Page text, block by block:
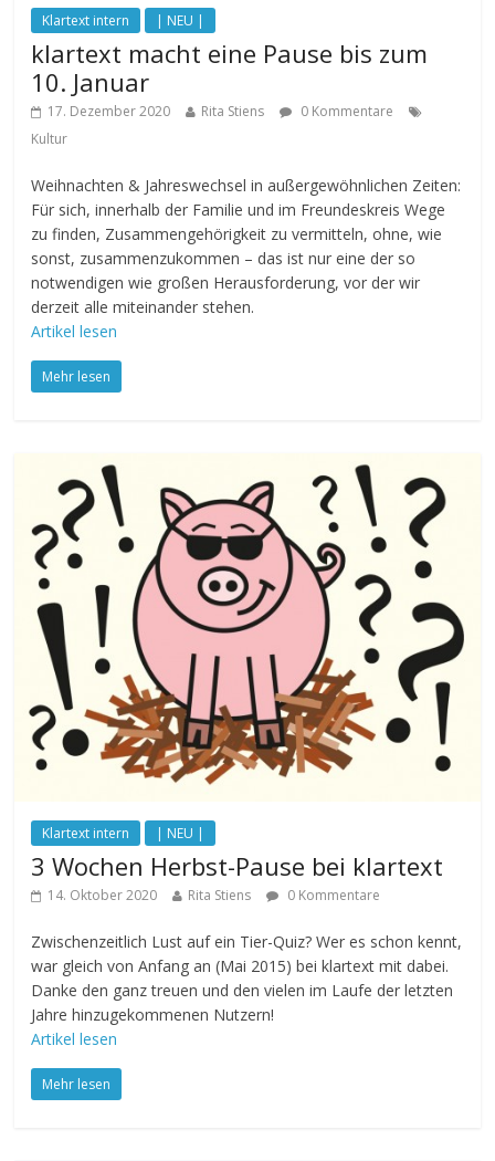
Klartext intern | NEU |
klartext macht eine Pause bis zum
10. Januar
17. Dezember 2020 Rita Stiens
0 Kommentare
Kultur
Weihnachten & Jahreswechsel in außergewöhnlichen Zeiten:
Für sich, innerhalb der Familie und im Freundeskreis Wege
zu finden, Zusammengehörigkeit zu vermitteln, ohne, wie
sonst, zusammenzukommen – das ist nur eine der so
notwendigen wie großen Herausforderung, vor der wir
derzeit alle miteinander stehen.
Artikel lesen
Mehr lesen
Klartext intern | NEU |
3 Wochen Herbst-Pause bei klartext
14. Oktober 2020 Rita Stiens 0 Kommentare
Zwischenzeitlich Lust auf ein Tier-Quiz? Wer es schon kennt,
war gleich von Anfang an (Mai 2015) bei klartext mit dabei.
Danke den ganz treuen und den vielen im Laufe der letzten
Jahre hinzugekommenen Nutzern!
Artikel lesen
Mehr lesen